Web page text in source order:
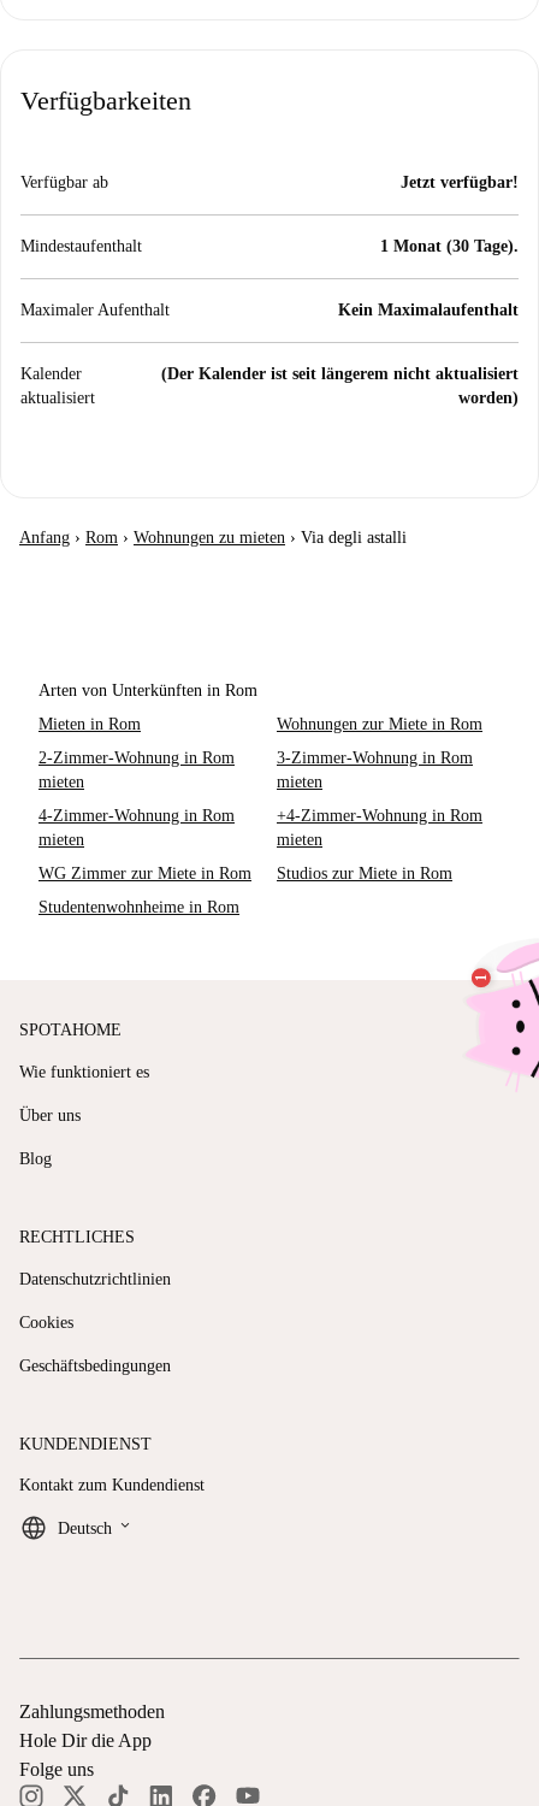
Verfügbarkeiten
Verfügbar ab Jetzt verfügbar!
Mindestaufenthalt 1 Monat (30 Tage).
Maximaler Aufenthalt Kein Maximalaufenthalt
Kalender
aktualisiert
(Der Kalender ist seit längerem nicht aktualisiert
worden)
Anfang › Rom › Wohnungen zu mieten › Via degli astalli
Arten von Unterkünften in Rom
Mieten in Rom
Wohnungen zur Miete in Rom
2-Zimmer-Wohnung in Rom
mieten
3-Zimmer-Wohnung in Rom
mieten
4-Zimmer-Wohnung in Rom
mieten
+4-Zimmer-Wohnung in Rom
mieten
WG Zimmer zur Miete in Rom
Studios zur Miete in Rom
Studentenwohnheime in Rom
SPOTAHOME
Wie funktioniert es
Über uns
Blog
RECHTLICHES
Datenschutzrichtlinien
Cookies
Geschäftsbedingungen
KUNDENDIENST
Kontakt zum Kundendienst
Deutsch keyboard_arrow_down
Zahlungsmethoden
Hole Dir die App
Folge uns